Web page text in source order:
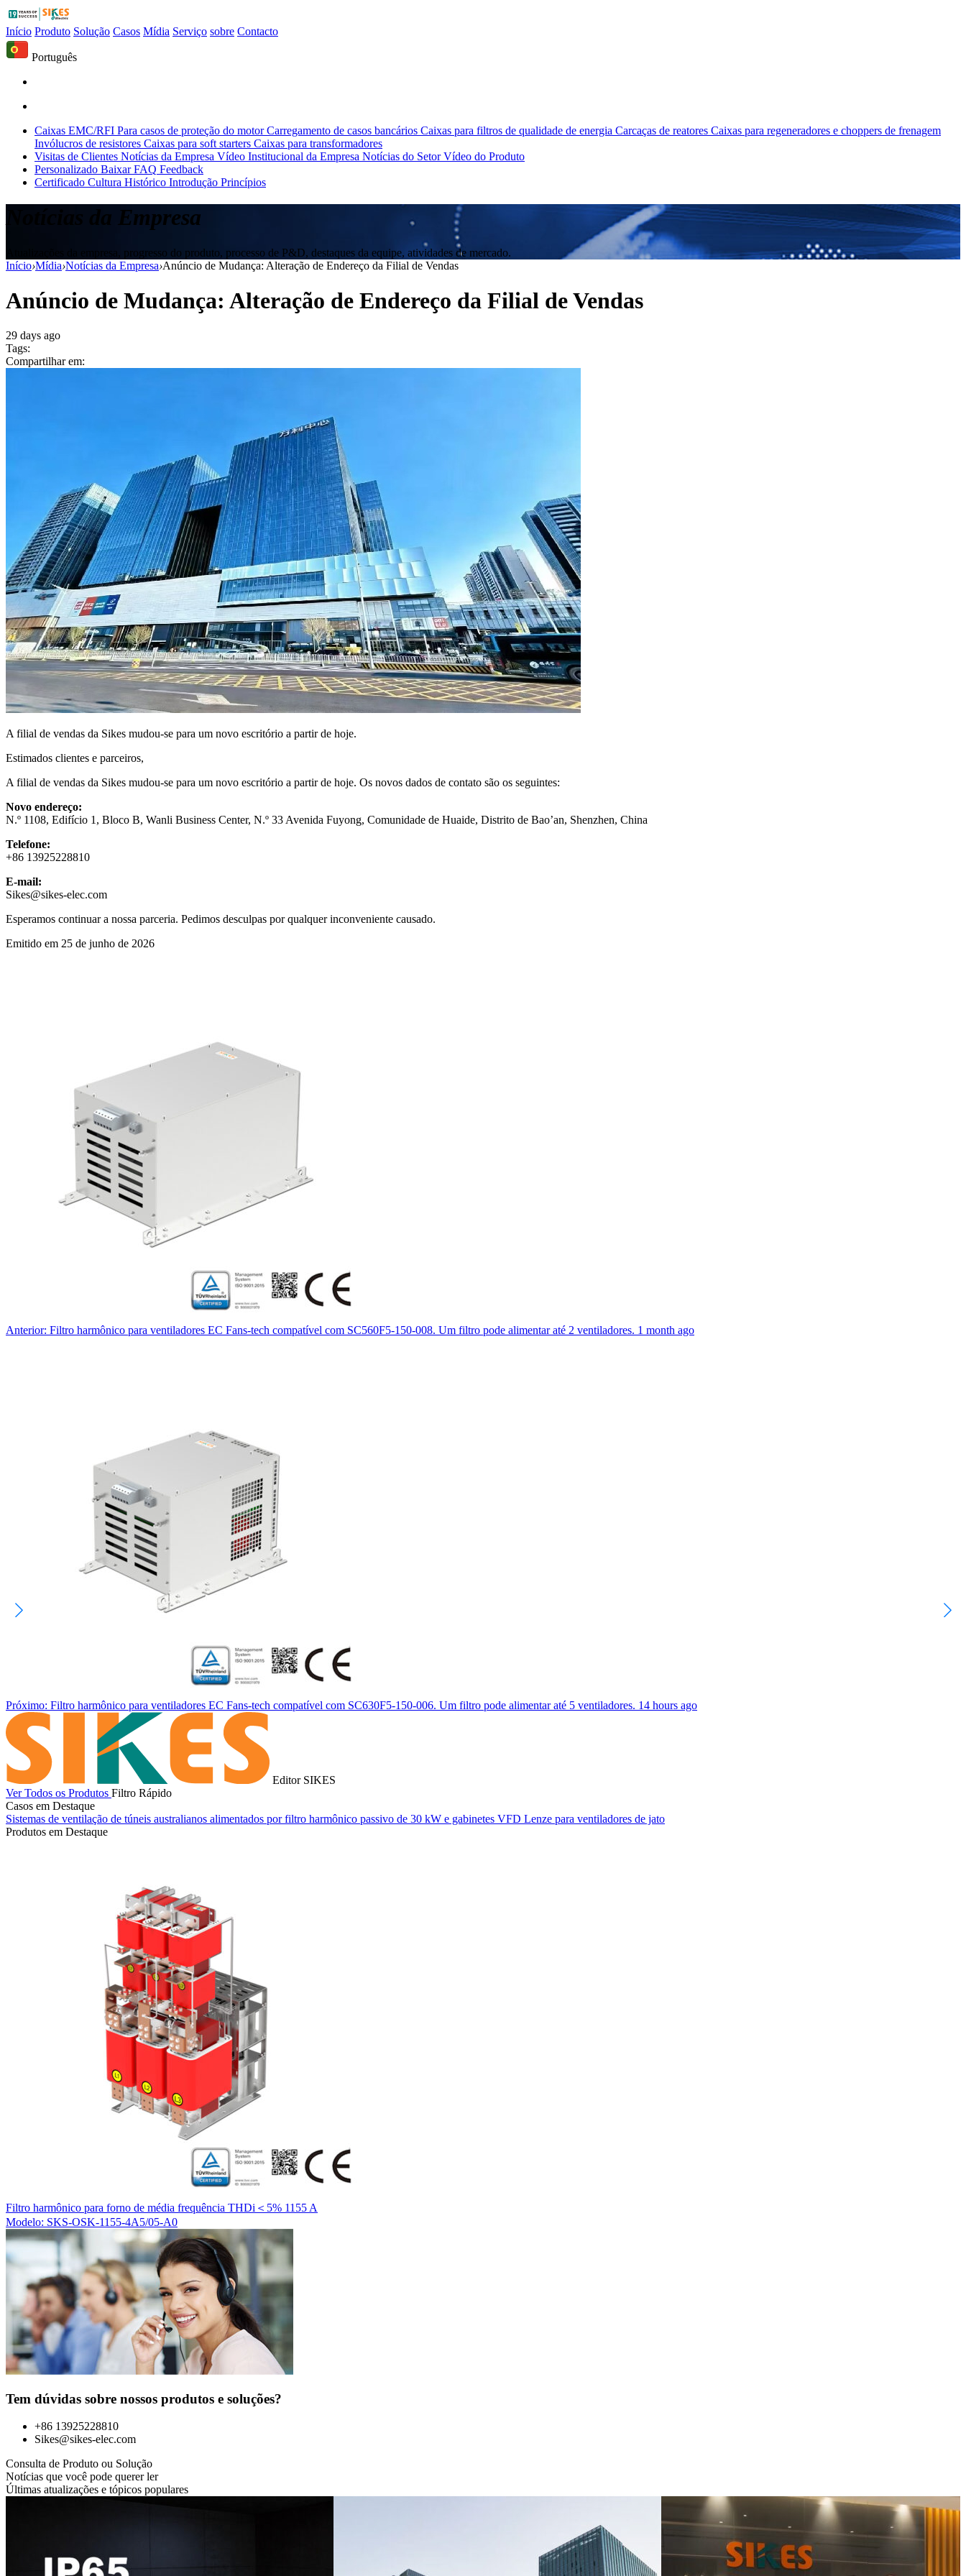
Início Produto Solução Casos Mídia Serviço sobre Contacto
Português
Caixas EMC/RFI Para casos de proteção do motor Carregamento de casos bancários Caixas para filtros de qualidade de energia Carcaças de reatores Caixas para regeneradores e choppers de frenagem
Invólucros de resistores Caixas para soft starters Caixas para transformadores
Visitas de Clientes Notícias da Empresa Vídeo Institucional da Empresa Notícias do Setor Vídeo do Produto
Personalizado Baixar FAQ Feedback
Certificado Cultura Histórico Introdução Princípios
Notícias da Empresa
Atualizações da empresa, progresso do produto, processo de P&D, destaques da equipe, atividades de mercado.
Início›Mídia›Notícias da Empresa›Anúncio de Mudança: Alteração de Endereço da Filial de Vendas
Anúncio de Mudança: Alteração de Endereço da Filial de Vendas
29 days ago
Tags:
Compartilhar em:
A filial de vendas da Sikes mudou-se para um novo escritório a partir de hoje.
Estimados clientes e parceiros,
A filial de vendas da Sikes mudou-se para um novo escritório a partir de hoje. Os novos dados de contato são os seguintes:
Novo endereço:
N.º 1108, Edifício 1, Bloco B, Wanli Business Center, N.º 33 Avenida Fuyong, Comunidade de Huaide, Distrito de Bao’an, Shenzhen, China
Telefone:
+86 13925228810
E-mail:
Sikes@sikes-elec.com
Esperamos continuar a nossa parceria. Pedimos desculpas por qualquer inconveniente causado.
Emitido em 25 de junho de 2026
Anterior: Filtro harmônico para ventiladores EC Fans-tech compatível com SC560F5-150-008. Um filtro pode alimentar até 2 ventiladores. 1 month ago
Próximo: Filtro harmônico para ventiladores EC Fans-tech compatível com SC630F5-150-006. Um filtro pode alimentar até 5 ventiladores. 14 hours ago
Editor SIKES
Ver Todos os Produtos Filtro Rápido
Casos em Destaque
Sistemas de ventilação de túneis australianos alimentados por filtro harmônico passivo de 30 kW e gabinetes VFD Lenze para ventiladores de jato
Produtos em Destaque
Filtro harmônico para forno de média frequência THDi＜5% 1155 A
Modelo: SKS-OSK-1155-4A5/05-A0
Tem dúvidas sobre nossos produtos e soluções?
+86 13925228810
Sikes@sikes-elec.com
Consulta de Produto ou Solução
Notícias que você pode querer ler
Últimas atualizações e tópicos populares